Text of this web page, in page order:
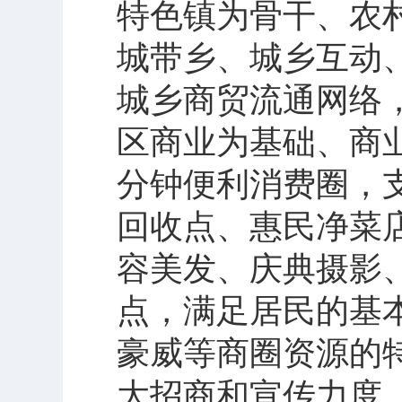
特色镇为骨干、农
城带乡、城乡互动
城乡商贸流通网络
区商业为基础、商
分钟便利消费圈，
回收点、惠民净菜
容美发、庆典摄影
点，满足居民的基
豪威等商圈资源的